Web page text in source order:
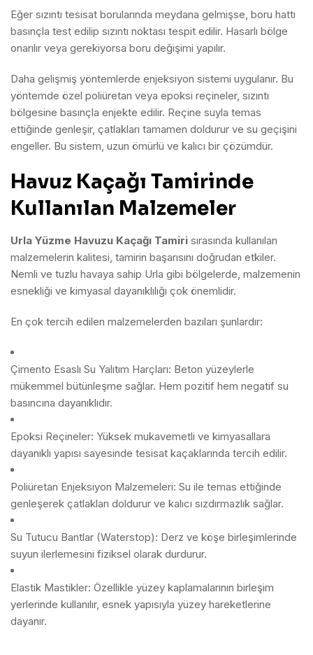
Eğer sızıntı tesisat borularında meydana gelmişse, boru hattı
basınçla test edilip sızıntı noktası tespit edilir. Hasarlı bölge
onarılır veya gerekiyorsa boru değişimi yapılır.
Daha gelişmiş yöntemlerde enjeksiyon sistemi uygulanır. Bu
yöntemde özel poliüretan veya epoksi reçineler, sızıntı
bölgesine basınçla enjekte edilir. Reçine suyla temas
ettiğinde genleşir, çatlakları tamamen doldurur ve su geçişini
engeller. Bu sistem, uzun ömürlü ve kalıcı bir çözümdür.
Havuz Kaçağı Tamirinde
Kullanılan Malzemeler
Urla Yüzme Havuzu Kaçağı Tamiri sırasında kullanılan
malzemelerin kalitesi, tamirin başarısını doğrudan etkiler.
Nemli ve tuzlu havaya sahip Urla gibi bölgelerde, malzemenin
esnekliği ve kimyasal dayanıklılığı çok önemlidir.
En çok tercih edilen malzemelerden bazıları şunlardır:
Çimento Esaslı Su Yalıtım Harçları: Beton yüzeylerle
mükemmel bütünleşme sağlar. Hem pozitif hem negatif su
basıncına dayanıklıdır.
Epoksi Reçineler: Yüksek mukavemetli ve kimyasallara
dayanıklı yapısı sayesinde tesisat kaçaklarında tercih edilir.
Poliüretan Enjeksiyon Malzemeleri: Su ile temas ettiğinde
genleşerek çatlakları doldurur ve kalıcı sızdırmazlık sağlar.
Su Tutucu Bantlar (Waterstop): Derz ve köşe birleşimlerinde
suyun ilerlemesini fiziksel olarak durdurur.
Elastik Mastikler: Özellikle yüzey kaplamalarının birleşim
yerlerinde kullanılır, esnek yapısıyla yüzey hareketlerine
dayanır.